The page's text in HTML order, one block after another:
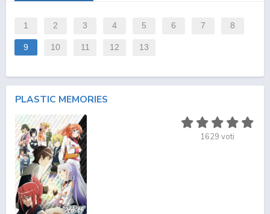
1 2 3 4 5 6 7 8
9 10 11 12 13
PLASTIC MEMORIES
1629 voti